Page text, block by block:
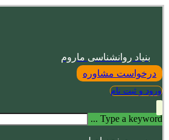
بنیاد روانشناسی ماروم
درخواست مشاوره
ورود و ثبت نام
Type a keyword ...